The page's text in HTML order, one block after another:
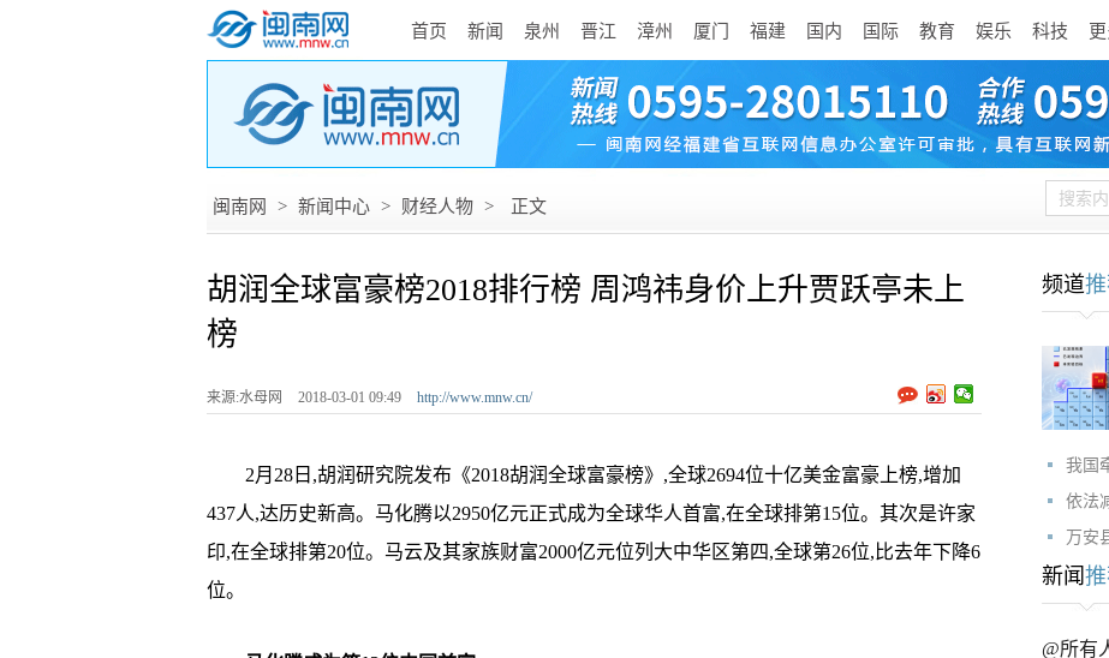
首页 新闻 泉州 晋江 漳州 厦门 福建 国内 国际 教育 娱乐 科技
闽南网 > 新闻中心 > 财经人物 > 正文
胡润全球富豪榜2018排行榜 周鸿祎身价上升贾跃亭未上
榜
来源:水母网 2018-03-01 09:49 http://www.mnw.cn/
2月28日,胡润研究院发布《2018胡润全球富豪榜》,全球2694位十亿美金富豪上榜,增加
437人,达历史新高。马化腾以2950亿元正式成为全球华人首富,在全球排第15位。其次是许家
印,在全球排第20位。马云及其家族财富2000亿元位列大中华区第四,全球第26位,比去年下降6
位。
频道
我国
依法
万安
新闻
@所有